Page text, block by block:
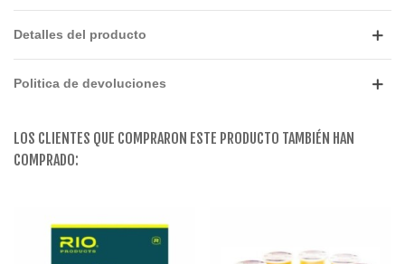
Detalles del producto
Politica de devoluciones
LOS CLIENTES QUE COMPRARON ESTE PRODUCTO TAMBIÉN HAN
COMPRADO: